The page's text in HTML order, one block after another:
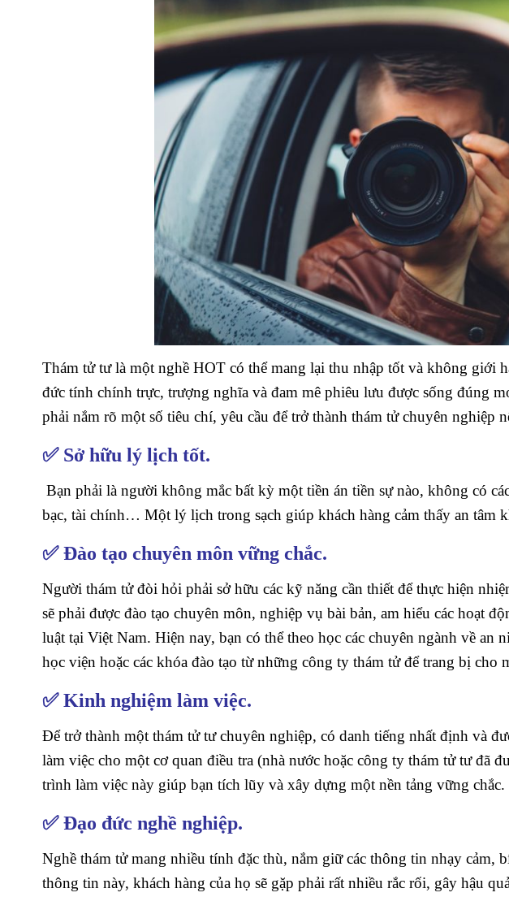
Thám tử tư là một nghề HOT có thể mang lại thu nhập tốt và không giới
đức tính chính trực, trượng nghĩa và đam mê phiêu lưu được sống đúng
phải nắm rõ một số tiêu chí, yêu cầu để trở thành thám tử chuyên nghiệp
✅ Sở hữu lý lịch tốt.
Bạn phải là người không mắc bất kỳ một tiền án tiền sự nào, không có
bạc, tài chính… Một lý lịch trong sạch giúp khách hàng cảm thấy an tâm
✅ Đào tạo chuyên môn vững chắc.
Người thám tử đòi hỏi phải sở hữu các kỹ năng cần thiết để thực hiện
sẽ phải được đào tạo chuyên môn, nghiệp vụ bài bản, am hiểu các hoạt
luật tại Việt Nam. Hiện nay, bạn có thể theo học các chuyên ngành về an
học viện hoặc các khóa đào tạo từ những công ty thám tử để trang bị cho
✅ Kinh nghiệm làm việc.
Để trở thành một thám tử tư chuyên nghiệp, có danh tiếng nhất định và
làm việc cho một cơ quan điều tra (nhà nước hoặc công ty thám tử tư đã
trình làm việc này giúp bạn tích lũy và xây dựng một nền tảng vững chắc.
✅ Đạo đức nghề nghiệp.
Nghề thám tử mang nhiều tính đặc thù, nắm giữ các thông tin nhạy cảm,
thông tin này, khách hàng của họ sẽ gặp phải rất nhiều rắc rối, gây hậu